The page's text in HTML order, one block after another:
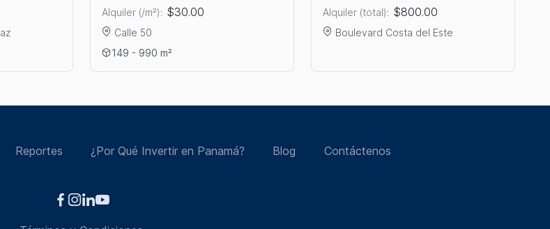
EN COSTA DEL ESTE
Alquiler (/m²): $30.00
Calle 50
Ver detalles: AQUILER DE OFICINAS EN CALLE 50
149 - 990 m²
Alquiler (total): $800.00
Boulevard Costa del Este
Reportes ¿Por Qué Invertir en Panamá? Blog Contáctenos